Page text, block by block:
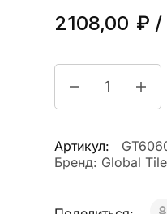
2108,00 ₽ /
Артикул:
Бренд: Global Tile